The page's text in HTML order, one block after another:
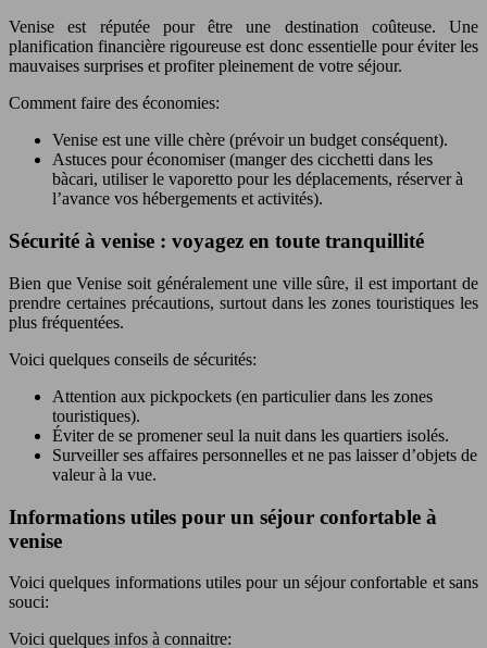
Venise est réputée pour être une destination coûteuse. Une
planification financière rigoureuse est donc essentielle pour éviter les
mauvaises surprises et profiter pleinement de votre séjour.
Comment faire des économies:
Venise est une ville chère (prévoir un budget conséquent).
Astuces pour économiser (manger des cicchetti dans les
bàcari, utiliser le vaporetto pour les déplacements, réserver à
l’avance vos hébergements et activités).
Sécurité à venise : voyagez en toute tranquillité
Bien que Venise soit généralement une ville sûre, il est important de
prendre certaines précautions, surtout dans les zones touristiques les
plus fréquentées.
Voici quelques conseils de sécurités:
Attention aux pickpockets (en particulier dans les zones
touristiques).
Éviter de se promener seul la nuit dans les quartiers isolés.
Surveiller ses affaires personnelles et ne pas laisser d’objets de
valeur à la vue.
Informations utiles pour un séjour confortable à
venise
Voici quelques informations utiles pour un séjour confortable et sans
souci:
Voici quelques infos à connaitre: